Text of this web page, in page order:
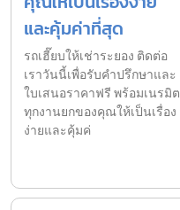
และคุ้มค่าที่สุด
รถเฮี๊ยบให้เช่าระยอง ติดต่อ
เราวันนี้เพื่อรับคำปรึกษาและ
ใบเสนอราคาฟรี พร้อมเนรมิต
ทุกงานยกของคุณให้เป็นเรื่อง
ง่ายและคุ้มค่